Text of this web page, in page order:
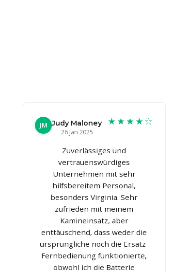
JM Judy Maloney
26 Jan 2025
★★★★☆
Zuverlässiges und
vertrauenswürdiges
Unternehmen mit sehr
hilfsbereitem Personal,
besonders Virginia. Sehr
zufrieden mit meinem
Kamineinsatz, aber
enttäuschend, dass weder die
ursprüngliche noch die Ersatz-
Fernbedienung funktionierte,
obwohl ich die Batterie